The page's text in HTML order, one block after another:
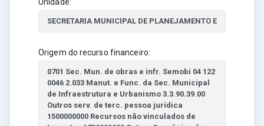
Origem do recurso financeiro: